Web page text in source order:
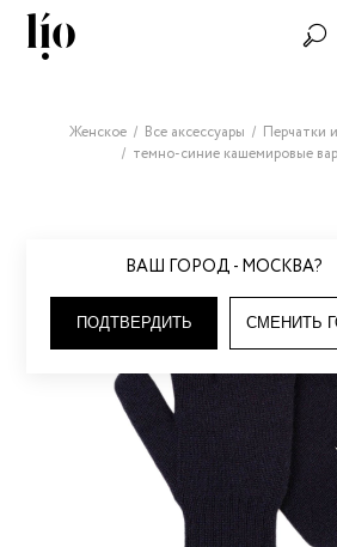
ВАШ ГОРОД - МОСКВА?
ПОДТВЕРДИТЬ СМЕНИТЬ
Женское Все аксессуары Перчатки
темно-синие кашемировые